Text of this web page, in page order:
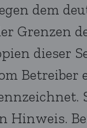
dem
Grenzen
dieser
Hinweis.